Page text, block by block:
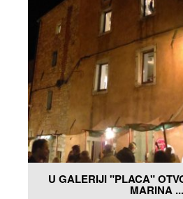
U GALERIJI "PLACA"
MARINA ...